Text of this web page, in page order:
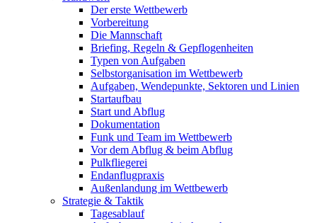
Der erste Wettbewerb
Vorbereitung
Die Mannschaft
Briefing, Regeln & Gepflogenheiten
Typen von Aufgaben
Selbstorganisation im Wettbewerb
Aufgaben, Wendepunkte, Sektoren und Linien
Startaufbau
Start und Abflug
Dokumentation
Funk und Team im Wettbewerb
Vor dem Abflug & beim Abflug
Pulkfliegerei
Endanflugpraxis
Außenlandung im Wettbewerb
Strategie & Taktik
Tagesablauf